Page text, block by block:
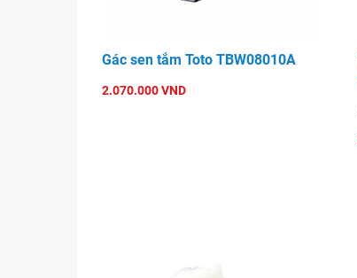
Gác sen tắm Toto TBW08010A
2.070.000 VND